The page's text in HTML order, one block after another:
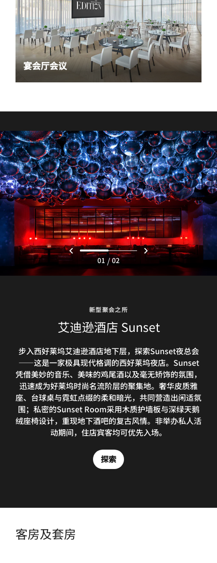
宴会厅会议
新型聚会之所
艾迪逊酒店 Sunset
步入西好莱坞艾迪逊酒店地下层，探索Sunset夜总会
——这是一家极具现代格调的西好莱坞夜店。Sunset
凭借美妙的音乐、美味的鸡尾酒以及毫无矫饰的氛围，
迅速成为好莱坞时尚名流阶层的聚集地。奢华皮质雅
座、台球桌与霓虹点缀的柔和暗光，共同营造出闲适氛
围；私密的Sunset Room采用木质护墙板与深绿天鹅
绒座椅设计，重现地下酒吧的复古风情。非举办私人活
动期间，住店宾客均可优先入场。
探索
01 / 02
客房及套房